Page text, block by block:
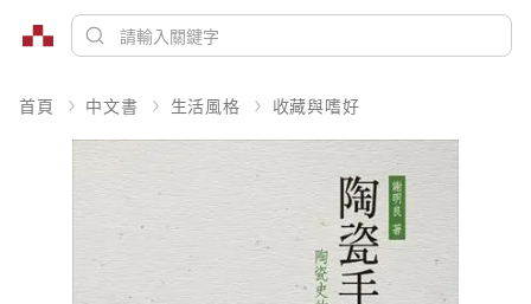
首頁 中文書 生活風格 收藏與嗜好